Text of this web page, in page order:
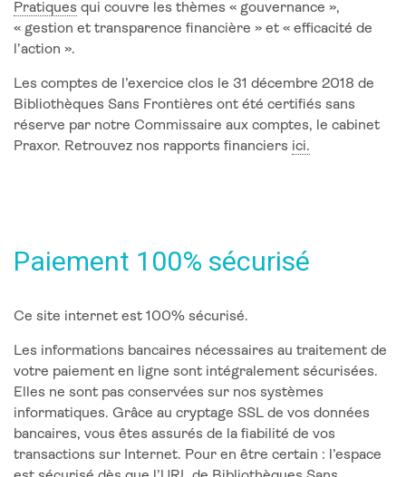
Pratiques qui couvre les thèmes « gouvernance »,
« gestion et transparence financière » et « efficacité de
l’action ».
Les comptes de l’exercice clos le 31 décembre 2018 de
Bibliothèques Sans Frontières ont été certifiés sans
réserve par notre Commissaire aux comptes, le cabinet
Praxor. Retrouvez nos rapports financiers ici.
Paiement 100% sécurisé
Ce site internet est 100% sécurisé.
Les informations bancaires nécessaires au traitement de
votre paiement en ligne sont intégralement sécurisées.
Elles ne sont pas conservées sur nos systèmes
informatiques. Grâce au cryptage SSL de vos données
bancaires, vous êtes assurés de la fiabilité de vos
transactions sur Internet. Pour en être certain : l’espace